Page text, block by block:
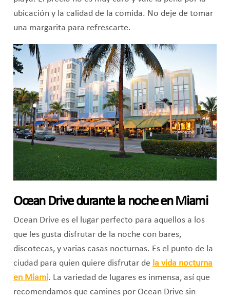
ubicación y la calidad de la comida. No deje de tomar
una margarita para refrescarte.
Ocean Drive durante la noche en Miami
Ocean Drive es el lugar perfecto para aquellos a los
que les gusta disfrutar de la noche con bares,
discotecas, y varias casas nocturnas. Es el punto de la
ciudad para quien quiere disfrutar de la vida nocturna
en Miami. La variedad de lugares es inmensa, así que
recomendamos que camines por Ocean Drive sin